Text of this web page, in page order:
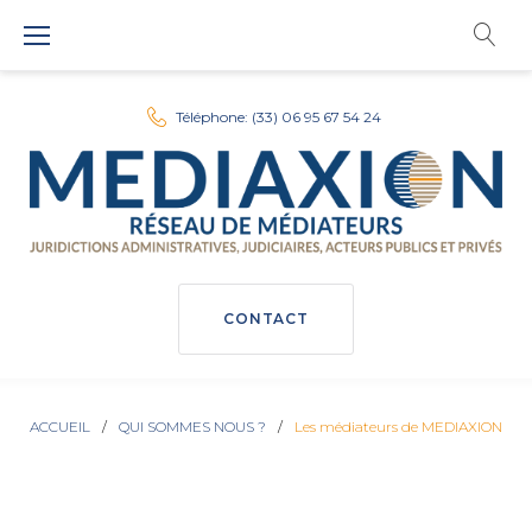
Téléphone: (33) 06 95 67 54 24
CONTACT
ACCUEIL / QUI SOMMES NOUS ? / Les médiateurs de MEDIAXION